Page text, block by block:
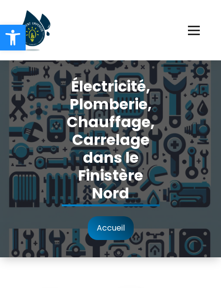
Ouvrir la barre d’outils
Électricité,
Plomberie,
Chauffage,
Carrelage
dans le
Finistère
Nord
Accueil